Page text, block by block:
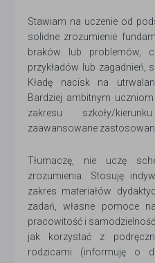
Stawiam na uczenie od
solidne zrozumienie
braków lub problemów,
przykładów lub zagadnień,
Kładę nacisk na
Bardziej ambitnym
zakresu szkoły/
zaawansowane
Tłumaczę, nie uczę
zrozumienia. Stosuję
zakres materiałów
zadań, własne pomoce
pracowitość i
jak korzystać z
rodzicami (informuję o